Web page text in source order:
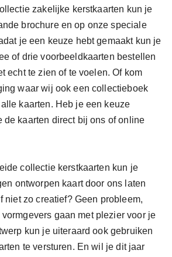
zakelijke kerstkaarten kun je
brochure en op onze speciale
je een keuze hebt gemaakt kun je
of drie voorbeeldkaarten bestellen
echt te zien of te voelen. Of kom
waar wij ook een collectieboek
kaarten. Heb je een keuze
de kaarten direct bij ons of online
collectie kerstkaarten kun je
ontworpen kaart door ons laten
niet zo creatief? Geen probleem,
gaan met plezier voor je
kun je uiteraard ook gebruiken
te versturen. En wil je dit jaar